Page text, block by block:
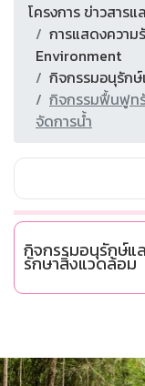
โครงการ ข่าวสารแ
การแสดงควา
Environment
กิจกรรมอนุรัก
กิจกรรมฟื้นฟูท
จัดการน้ำ
กิจกรรมอนุรักษ์แ
รักษาสิ่งแวดล้อม